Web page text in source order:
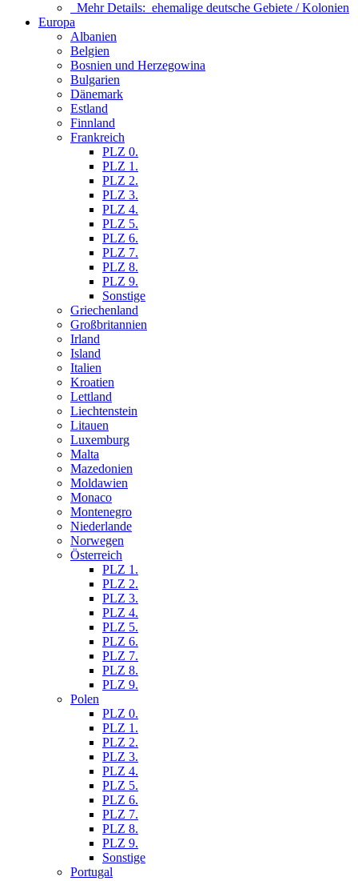
Mehr Details: ehemalige deutsche Gebiete / Kolonien
Europa
Albanien
Belgien
Bosnien und Herzegowina
Bulgarien
Dänemark
Estland
Finnland
Frankreich
PLZ 0.
PLZ 1.
PLZ 2.
PLZ 3.
PLZ 4.
PLZ 5.
PLZ 6.
PLZ 7.
PLZ 8.
PLZ 9.
Sonstige
Griechenland
Großbritannien
Irland
Island
Italien
Kroatien
Lettland
Liechtenstein
Litauen
Luxemburg
Malta
Mazedonien
Moldawien
Monaco
Montenegro
Niederlande
Norwegen
Österreich
PLZ 1.
PLZ 2.
PLZ 3.
PLZ 4.
PLZ 5.
PLZ 6.
PLZ 7.
PLZ 8.
PLZ 9.
Polen
PLZ 0.
PLZ 1.
PLZ 2.
PLZ 3.
PLZ 4.
PLZ 5.
PLZ 6.
PLZ 7.
PLZ 8.
PLZ 9.
Sonstige
Portugal